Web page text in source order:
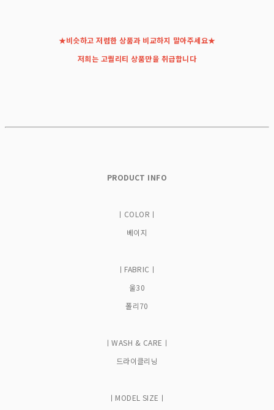
★비슷하고 저렴한 상품과 비교하지 말아주세요★
저희는 고퀄리티 상품만을 취급합니다
PRODUCT INFO
ㅣCOLORㅣ
베이지
ㅣFABRICㅣ
울30
폴리70
ㅣWASH & CAREㅣ
드라이클리닝
ㅣMODEL SIZEㅣ